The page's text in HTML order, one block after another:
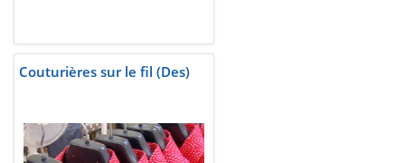
Couturières sur le fil (Des)